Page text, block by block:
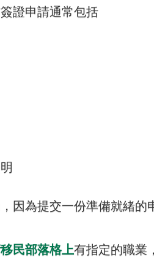
證申請通常包括
因為提交一份準備就緒的
民部落格上有指定的職業